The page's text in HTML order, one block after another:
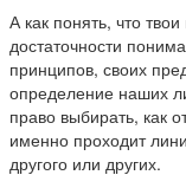
А как понять, что
достаточности
принципов, своих
определение наших
право выбирать, как
именно проходит
другого или других.